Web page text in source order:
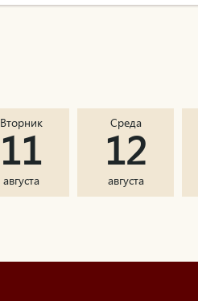
Вторник
11
августа
Среда
12
августа